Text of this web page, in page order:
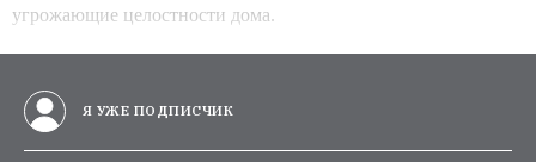
угрожающие целостности дома.
Я УЖЕ ПОДПИСЧИК